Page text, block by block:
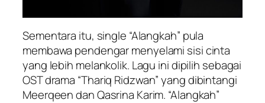
Sementara itu, single “Alangkah” pula
membawa pendengar menyelami sisi cinta
yang lebih melankolik. Lagu ini dipilih sebagai
OST drama “Thariq Ridzwan” yang dibintangi
Meerqeen dan Qasrina Karim. “Alangkah”